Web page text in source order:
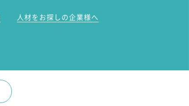
人材をお探しの企業様へ